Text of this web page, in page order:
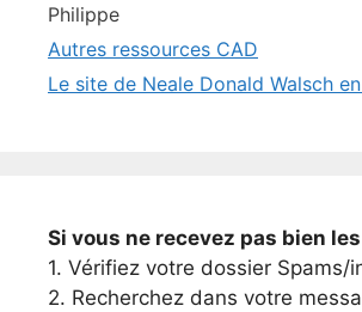
Philippe
Autres ressources CAD
Le site de Neale Donald Walsch
Si vous ne recevez pas bien
1. Vérifiez votre dossier Spams/
2. Recherchez dans votre